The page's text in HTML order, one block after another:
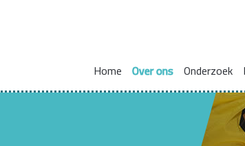
Home Over ons Onderzoek
HBO Skills II